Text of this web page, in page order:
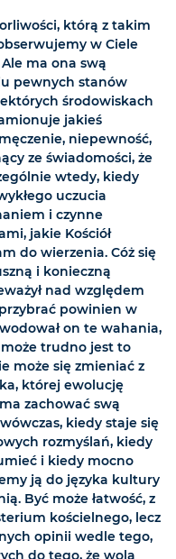
którą z takim
w Ciele
ma ona swą
pewnych stanów
środowiskach
jakieś
niepewność,
ze świadomości, że
wtedy, kiedy
uczucia
i czynne
jakie Kościół
do wierzenia. Cóż się
i konieczną
nad względem
powinien w
on te wahania,
trudno jest to
może się zmieniać z
której ewolucję
zachować swą
kiedy staje się
rozmyślań, kiedy
i kiedy mocno
ją do języka kultury
Być może łatwość, z
kościelnego, lecz
opinii wedle tego,
do tego, że wolą